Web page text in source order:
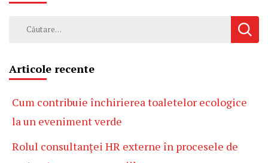
Caută
Articole recente
Cum contribuie închirierea toaletelor ecologice
la un eveniment verde
Rolul consultanței HR externe în procesele de